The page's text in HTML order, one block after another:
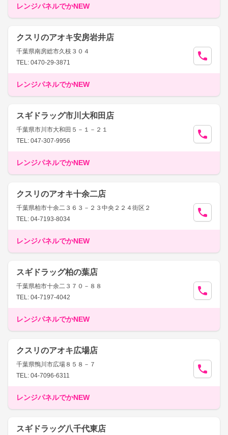
レンジパネルでかNEW
クスリのアオキ安房岩井店
千葉県南房総市久枝３０４
TEL: 0470-29-3871
レンジパネルでかNEW
スギドラッグ市川大和田店
千葉県市川市大和田５－１－２１
TEL: 047-307-9956
レンジパネルでかNEW
クスリのアオキ十余二店
千葉県柏市十余二３６３－２３中央２２４街区２
TEL: 04-7193-8034
レンジパネルでかNEW
スギドラッグ柏の葉店
千葉県柏市十余二３７０－８８
TEL: 04-7197-4042
レンジパネルでかNEW
クスリのアオキ広場店
千葉県鴨川市広場８５８－７
TEL: 04-7096-6311
レンジパネルでかNEW
スギドラッグ八千代東店